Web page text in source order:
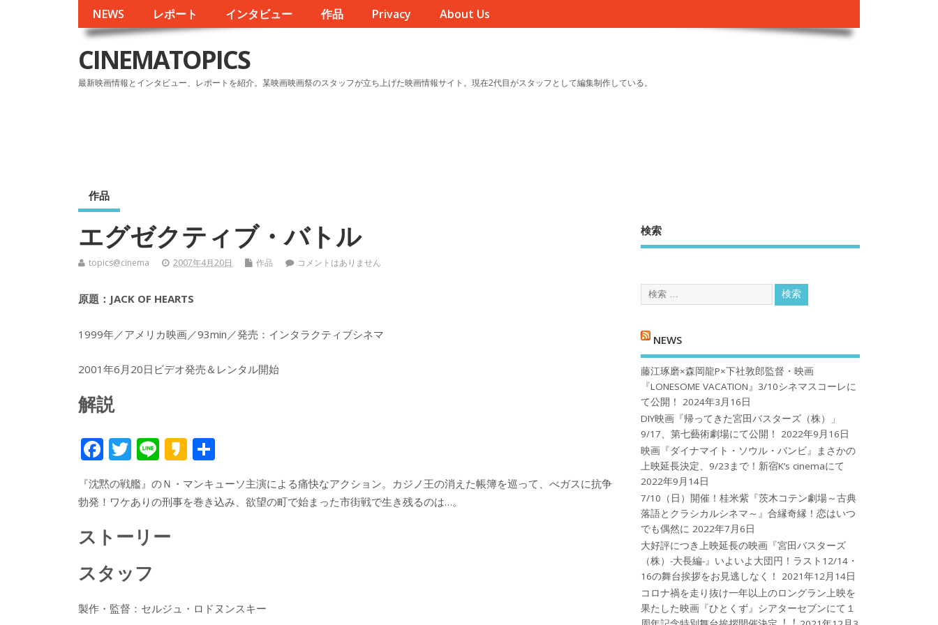
NEWS レポート インタビュー 作品 Privacy About Us
CINEMATOPICS
最新映画情報とインタビュー、レポートを紹介。某映画映画祭のスタッフが立ち上げた映画情報サイト。現在2代目がスタッフとして編集制作している。
作品
エグゼクティブ・バトル
topics@cinema 2007年4月20日 作品 コメントはありません
原題：JACK OF HEARTS
1999年／アメリカ映画／93min／発売：インタラクティブシネマ
2001年6月20日ビデオ発売＆レンタル開始
解説
F
ac
e
b
o
o
k
T
w
itt
er
Li
e
K
k
a
『沈黙の戦艦』のＮ・マンキューソ主演による痛快なアクション。カジノ王の消えた帳簿を巡って、べガスに抗争
勃発！ワケありの刑事を巻き込み、欲望の町で始まった市街戦で生き残るのは…。
ストーリー
スタッフ
製作・監督：セルジュ・ロドヌンスキー
検索
NEWS
藤江琢磨×森岡龍P×下社敦郎監督・映画
『LONESOME VACATION』3/10シネマスコーレに
て公開！
2024年3月16日
DIY映画『帰ってきた宮田バスターズ（株）」
9/17、第七藝術劇場にて公開！
2022年9月16日
映画『ダイナマイト・ソウル・バンビ』まさかの
上映延長決定、9/23まで！新宿K’s cinemaにて
2022年9月14日
7/10（日）開催！桂米紫『茨木コテン劇場～古典
落語とクラシカルシネマ～』合縁奇縁！恋はいつ
でも偶然に 2022年7月6日
大好評につき上映延長の映画『宮田バスターズ
（株）-大長編-』いよいよ大団円！ラスト12/14・
16の舞台挨拶をお見逃しなく！
2021年12月14日
コロナ禍を⾛り抜け⼀年以上のロングラン上映を
果たした映画『ひとくず』シアターセブンにて１